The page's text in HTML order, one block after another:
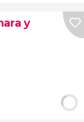
y